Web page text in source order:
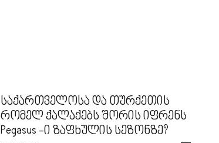
საქართველოსა და თურქეთის
რომელ ქალაქებს შორის იფრენს
Pegasus -ი ზაფხულის სეზონზე?